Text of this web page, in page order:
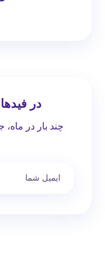
در
چند بار در ماه،